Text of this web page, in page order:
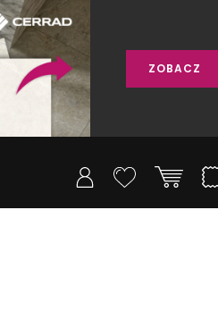
ZOBACZ